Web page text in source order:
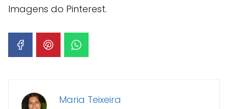
Imagens do Pinterest.
Maria Teixeira